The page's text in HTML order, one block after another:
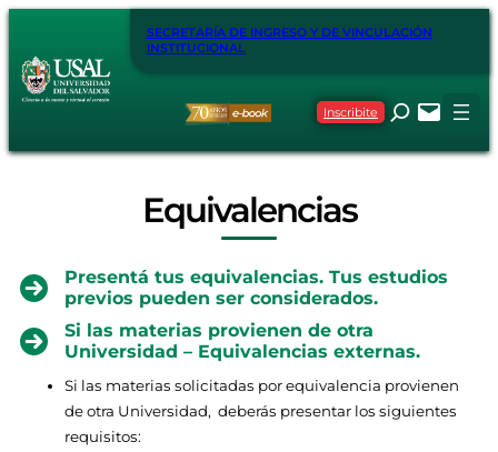
SECRETARÍA DE INGRESO Y DE VINCULACIÓN
INSTITUCIONAL
Inscribite
Equivalencias
Presentá tus equivalencias. Tus estudios
previos pueden ser considerados.
Si las materias provienen de otra
Universidad – Equivalencias externas.
Si las materias solicitadas por equivalencia provienen
de otra Universidad, deberás presentar los siguientes
requisitos: